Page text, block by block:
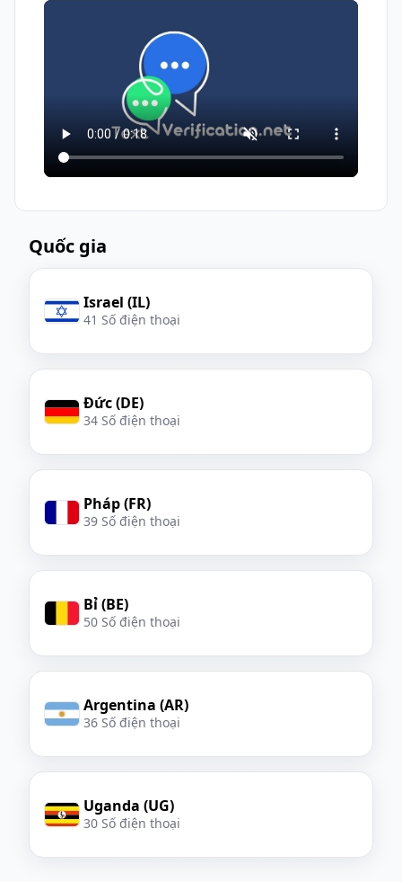
tin nhắn trên cùng một số. Đối với các
hành động quan trọng về quyền riêng tư,
hãy ưu tiên số trả phí, chuyên dụng.
Quốc gia
Israel (IL)
41 Số điện thoại
Đức (DE)
34 Số điện thoại
Pháp (FR)
39 Số điện thoại
Bỉ (BE)
50 Số điện thoại
Argentina (AR)
36 Số điện thoại
Uganda (UG)
30 Số điện thoại